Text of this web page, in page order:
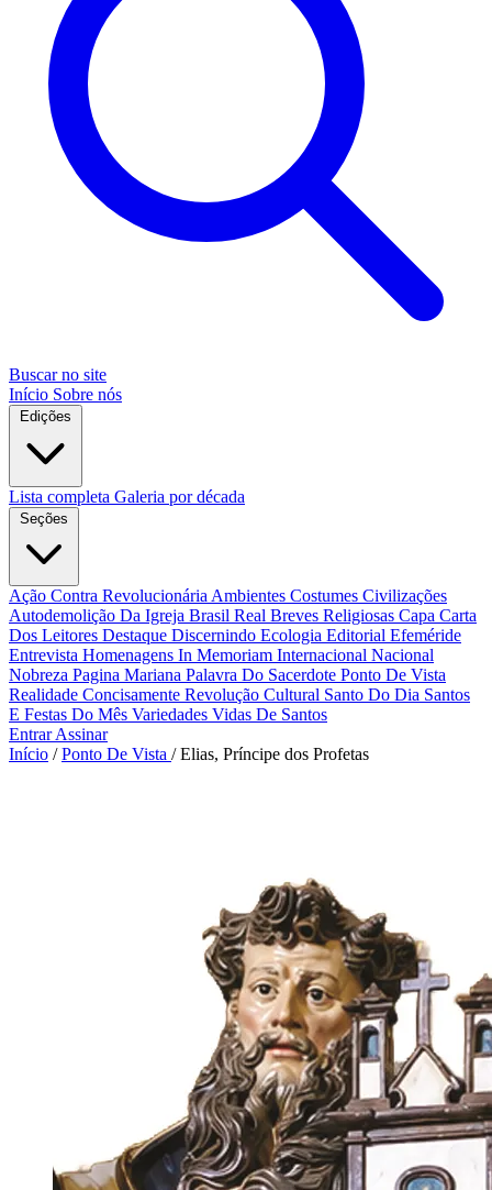
Buscar no site
Início Sobre nós
Edições
Lista completa Galeria por década
Seções
Ação Contra Revolucionária Ambientes Costumes Civilizações
Autodemolição Da Igreja Brasil Real Breves Religiosas Capa Carta
Dos Leitores Destaque Discernindo Ecologia Editorial Efeméride
Entrevista Homenagens In Memoriam Internacional Nacional
Nobreza Pagina Mariana Palavra Do Sacerdote Ponto De Vista
Realidade Concisamente Revolução Cultural Santo Do Dia Santos
E Festas Do Mês Variedades Vidas De Santos
EntrarAssinar
Início / Ponto De Vista / Elias, Príncipe dos Profetas